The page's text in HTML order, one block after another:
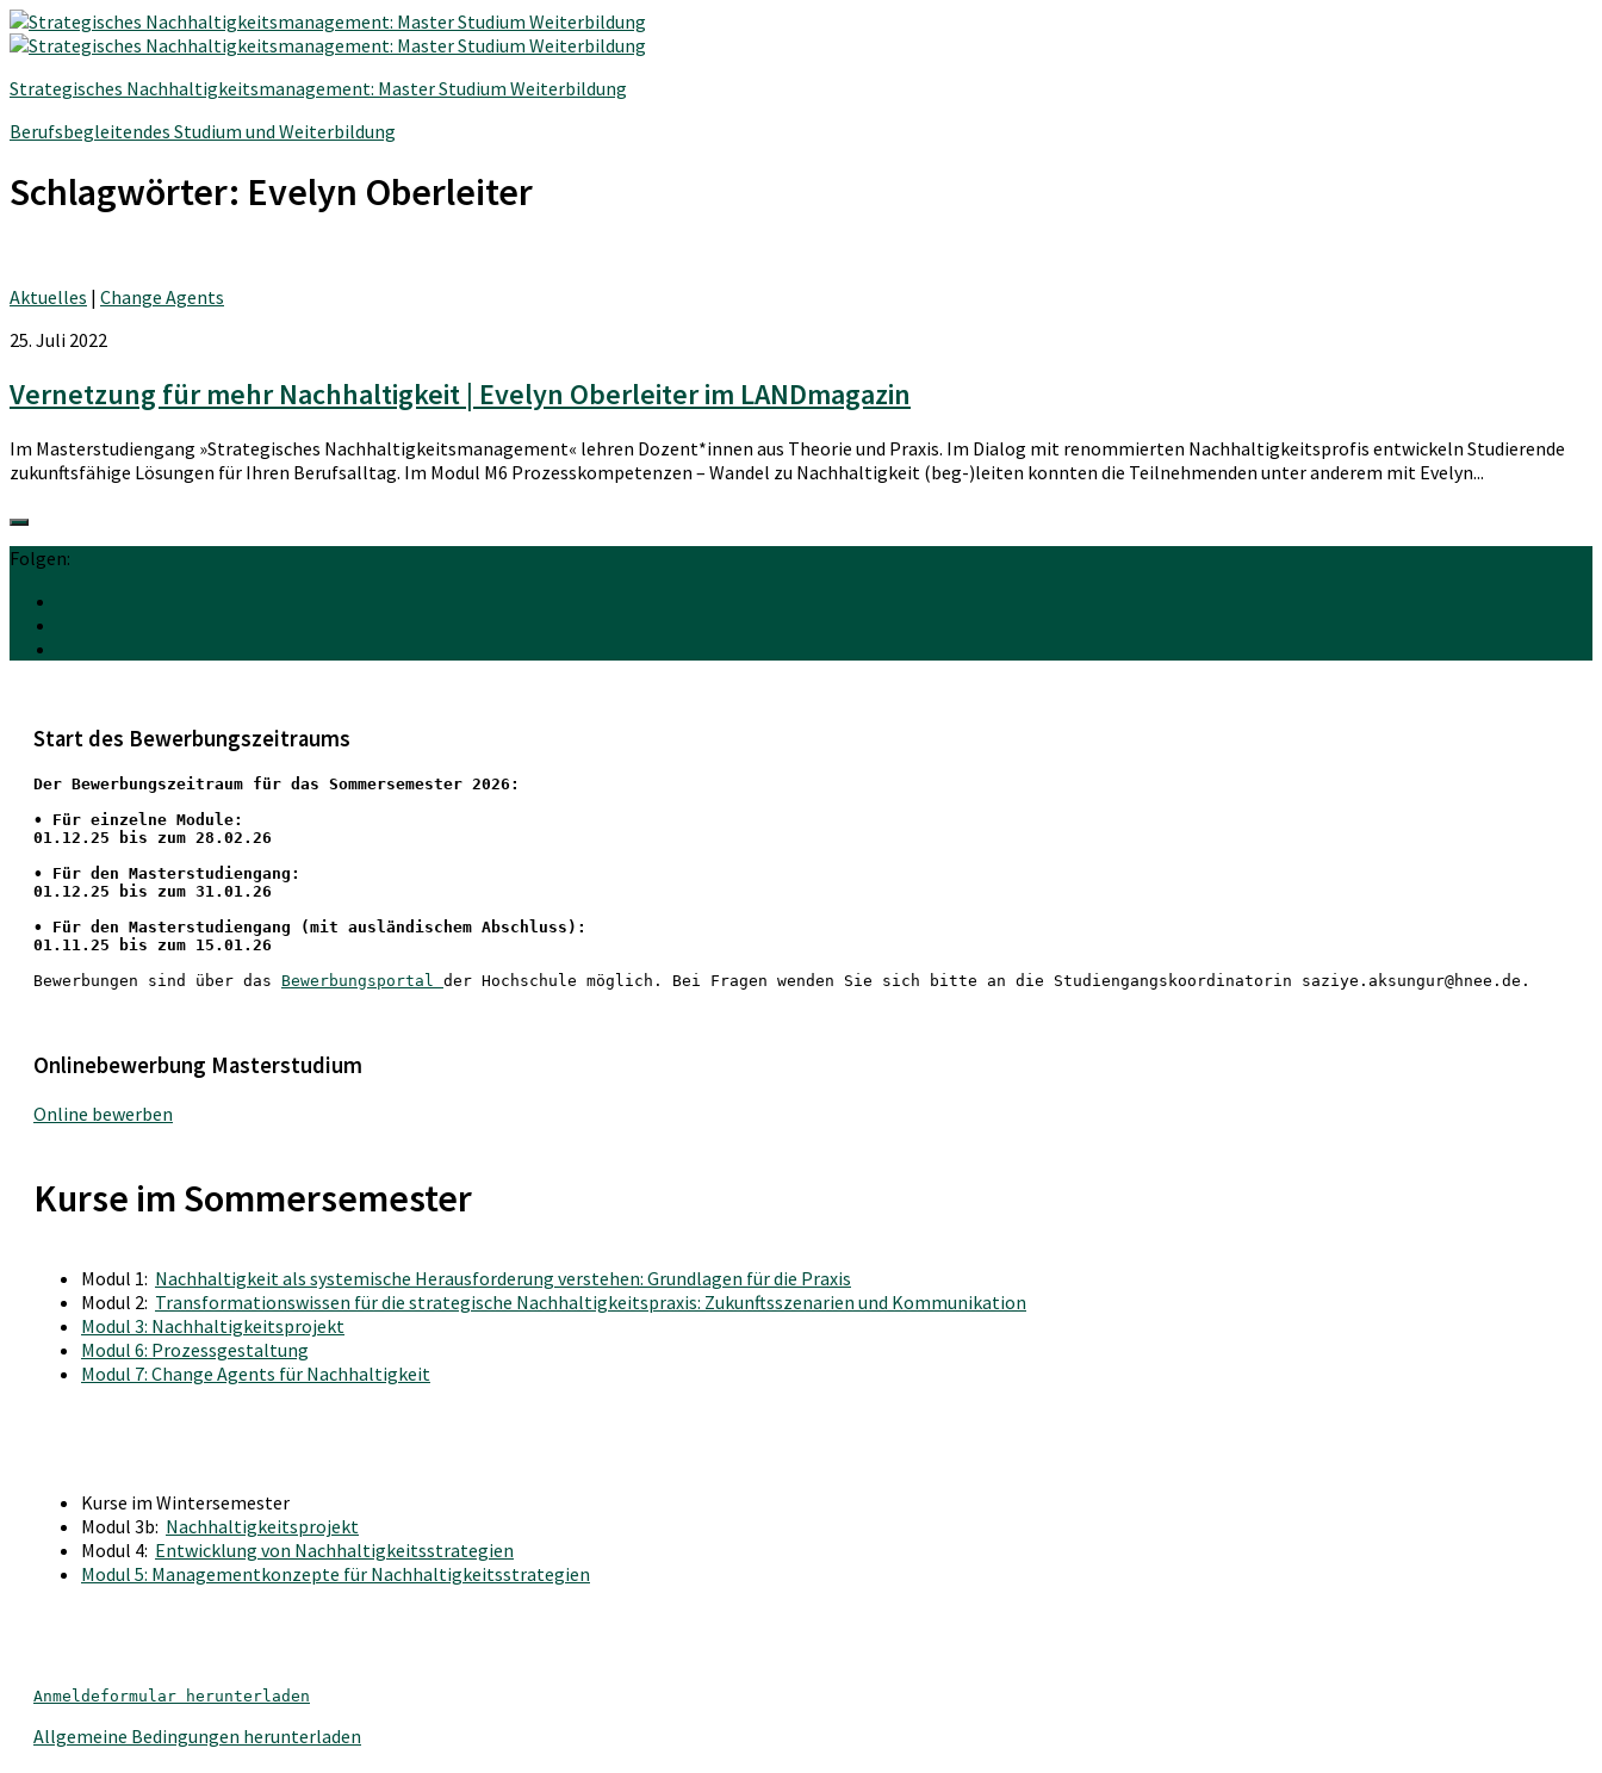
Strategisches Nachhaltigkeitsmanagement: Master Studium Weiterbildung
Berufsbegleitendes Studium und Weiterbildung
Schlagwörter: Evelyn Oberleiter
Aktuelles | Change Agents
25. Juli 2022
Vernetzung für mehr Nachhaltigkeit | Evelyn Oberleiter im LANDmagazin
Im Masterstudiengang »Strategisches Nachhaltigkeitsmanagement« lehren Dozent*innen aus Theorie und Praxis. Im Dialog mit renommierten Nachhaltigkeitsprofis entwickeln Studierende
zukunftsfähige Lösungen für Ihren Berufsalltag. Im Modul M6 Prozesskompetenzen – Wandel zu Nachhaltigkeit (beg-)leiten konnten die Teilnehmenden unter anderem mit Evelyn...
Folgen:
Start des Bewerbungszeitraums
Der Bewerbungszeitraum für das Sommersemester 2026:
• Für einzelne Module:
01.12.25 bis zum 28.02.26
• Für den Masterstudiengang:
01.12.25 bis zum 31.01.26
• Für den Masterstudiengang (mit ausländischem Abschluss):
01.11.25 bis zum 15.01.26
Bewerbungen sind über das Bewerbungsportal der Hochschule möglich. Bei Fragen wenden Sie sich bitte an die Studiengangskoordinatorin saziye.aksungur@hnee.de.
Onlinebewerbung Masterstudium
Online bewerben
Kurse im Sommersemester
Modul 1: Nachhaltigkeit als systemische Herausforderung verstehen: Grundlagen für die Praxis
Modul 2: Transformationswissen für die strategische Nachhaltigkeitspraxis: Zukunftsszenarien und Kommunikation
Modul 3: Nachhaltigkeitsprojekt
Modul 6: Prozessgestaltung
Modul 7: Change Agents für Nachhaltigkeit
Kurse im Wintersemester
Modul 3b: Nachhaltigkeitsprojekt
Modul 4: Entwicklung von Nachhaltigkeitsstrategien
Modul 5: Managementkonzepte für Nachhaltigkeitsstrategien
Anmeldeformular herunterladen
Allgemeine Bedingungen herunterladen